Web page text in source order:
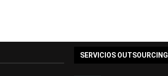
SERVICIOS OUTSOURCING